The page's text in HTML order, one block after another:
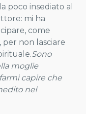
poco insediato al
mi ha
come
per non lasciare
Sono
moglie
capire che
nel